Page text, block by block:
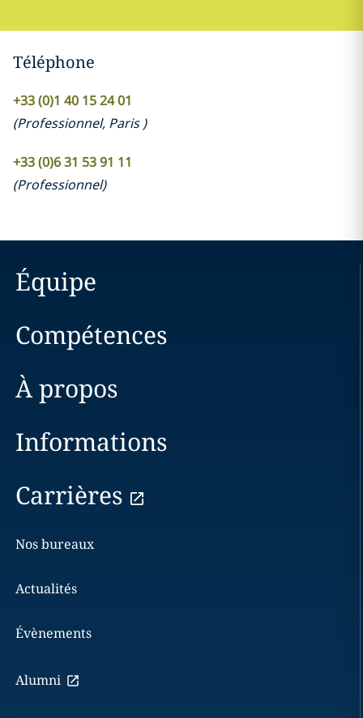
Téléphone
+33 (0)1 40 15 24 01
(Professionnel, Paris )
+33 (0)6 31 53 91 11
(Professionnel)
Équipe
Compétences
À propos
Informations
Carrières
Nos bureaux
Actualités
Évènements
Alumni